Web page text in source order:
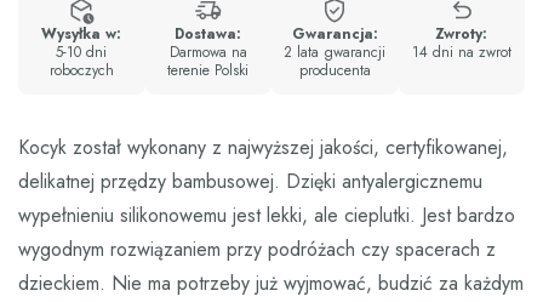
Wysyłka w:
5-10 dni
roboczych
Dostawa:
Darmowa na
terenie Polski
Gwarancja:
2 lata gwarancji
producenta
Zwroty:
14 dni na zwrot
Kocyk został wykonany z najwyższej jakości, certyfikowanej,
delikatnej przędzy bambusowej. Dzięki antyalergicznemu
wypełnieniu silikonowemu jest lekki, ale cieplutki. Jest bardzo
wygodnym rozwiązaniem przy podróżach czy spacerach z
dzieckiem. Nie ma potrzeby już wyjmować, budzić za każdym